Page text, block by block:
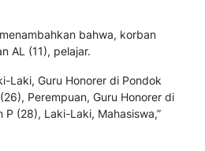
bahwa, korban
AL (11), pelajar.
Laki, Guru Honorer di Pondok
Perempuan, Guru Honorer di
(28), Laki-Laki, Mahasiswa,”